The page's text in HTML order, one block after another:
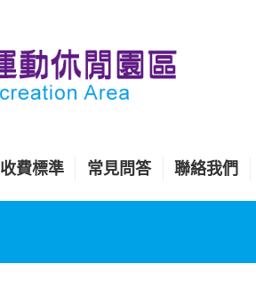
收費標準 常見問答 聯絡我們